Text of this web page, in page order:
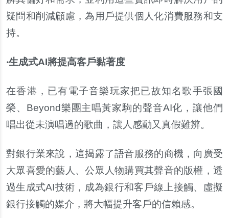
疑問和削減顧慮，為用戶提供個人化消費服務和支
持。
‧生成式AI將提高客戶黏著度
在香港，已有電子音樂玩家把已故知名歌手張國
榮、Beyond樂團主唱黃家駒的聲音AI化，讓他們
唱出從未演唱過的歌曲，讓人感動又真假難辨。
對銀行業來說，這揭露了語音服務的商機，向廣受
大眾喜愛的藝人、公眾人物購買其聲音的版權，透
過生成式AI技術，成為銀行和客戶線上接觸、虛擬
銀行接觸的媒介，將大幅提升客戶的信賴感。